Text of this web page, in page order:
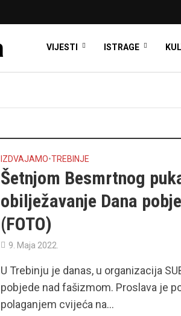
VIJESTI ISTRAGE
IZDVAJAMO•TREBINJE
Šetnjom Besmrtnog
obilježavanje Dana
(FOTO)
9. Maja 2022.
U Trebinju je danas, u organizacija
pobjede nad fašizmom. Proslava je
polaganjem cvijeća na...